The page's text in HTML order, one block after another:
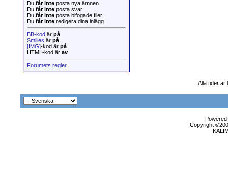
Du får inte posta nya ämnen
Du får inte posta svar
Du får inte posta bifogade filer
Du får inte redigera dina inlägg
BB-kod är på
Smilies är på
[IMG]-kod är på
HTML-kod är av
Forumets regler
Alla tider är
Copyright